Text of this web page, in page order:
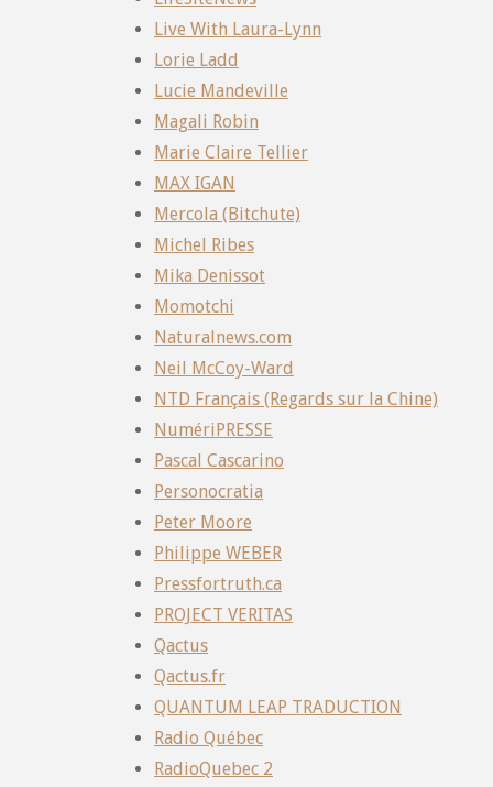
Live With Laura-Lynn
Lorie Ladd
Lucie Mandeville
Magali Robin
Marie Claire Tellier
MAX IGAN
Mercola (Bitchute)
Michel Ribes
Mika Denissot
Momotchi
Naturalnews.com
Neil McCoy-Ward
NTD Français (Regards sur la Chine)
NumériPRESSE
Pascal Cascarino
Personocratia
Peter Moore
Philippe WEBER
Pressfortruth.ca
PROJECT VERITAS
Qactus
Qactus.fr
QUANTUM LEAP TRADUCTION
Radio Québec
RadioQuebec 2